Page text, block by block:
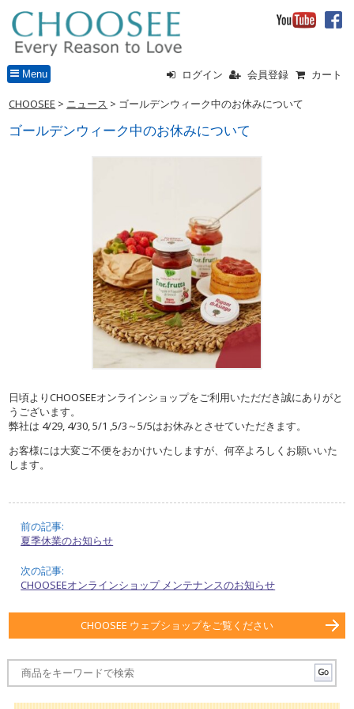
ログイン 会員登録 カート
Menu
CHOOSEE > ニュース > ゴールデンウィーク中のお休みについて
ゴールデンウィーク中のお休みについて
日頃よりCHOOSEEオンラインショップをご利用いただだき誠にありがと
うございます。
弊社は 4/29, 4/30, 5/1 ,5/3～5/5はお休みとさせていただきます。
お客様には大変ご不便をおかけいたしますが、何卒よろしくお願いいた
します。
前の記事:
夏季休業のお知らせ
次の記事:
CHOOSEEオンラインショップ メンテナンスのお知らせ
CHOOSEE ウェブショップをご覧ください